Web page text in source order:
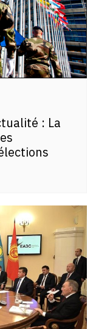
: La